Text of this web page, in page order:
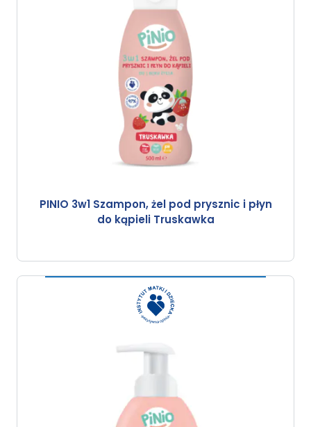
PINIO 3w1 Szampon, żel pod prysznic i płyn
do kąpieli Truskawka